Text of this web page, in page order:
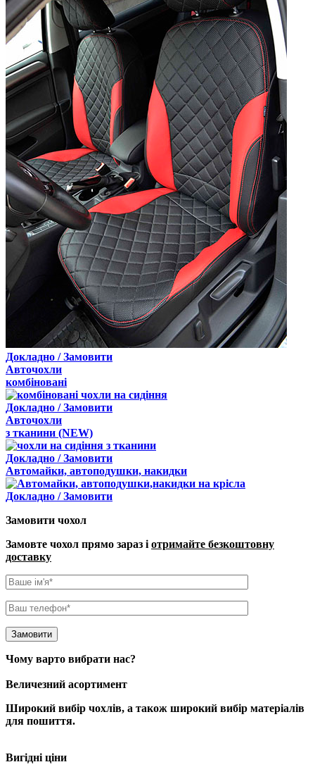
Докладно / Замовити
Авточохли
комбіновані
Докладно / Замовити
Авточохли
з тканини (NEW)
Докладно / Замовити
Автомайки, автоподушки, накидки
Докладно / Замовити
Замовити чохол
Замовте чохол прямо зараз і отримайте безкоштовну
доставку
Чому варто вибрати нас?
Величезний асортимент
Широкий вибір чохлів, а також широкий вибір матеріалів
для пошиття.
Вигідні ціни